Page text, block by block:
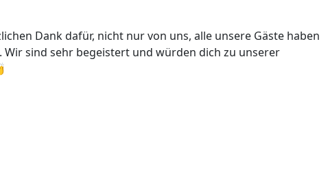
Dank dafür, nicht nur von uns, alle unsere Gäste haben
Wir sind sehr begeistert und würden dich zu unserer